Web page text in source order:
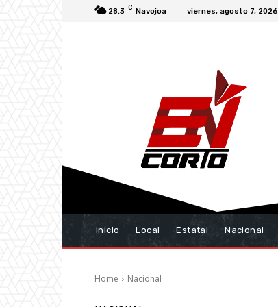
28.3 C Navojoa viernes, agosto 7, 2026
Inicio Local Estatal Nacional
Home Nacional